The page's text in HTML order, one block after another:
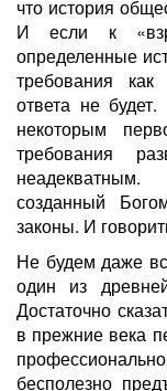
что история
И если к
определенные
требования
ответа не
некоторым
требования
созданный
законы. И
Не будем даже
один из
Достаточно
в прежние века
бесполезно